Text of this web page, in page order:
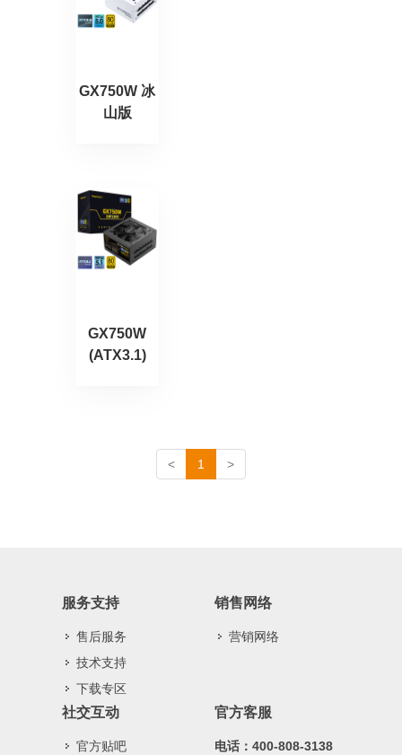
GX750W 冰
山版
GX750W
(ATX3.1)
< 1 >
服务支持
售后服务
技术支持
下载专区
销售网络
营销网络
社交互动
官方贴吧
官方客服
电话：400-808-3138